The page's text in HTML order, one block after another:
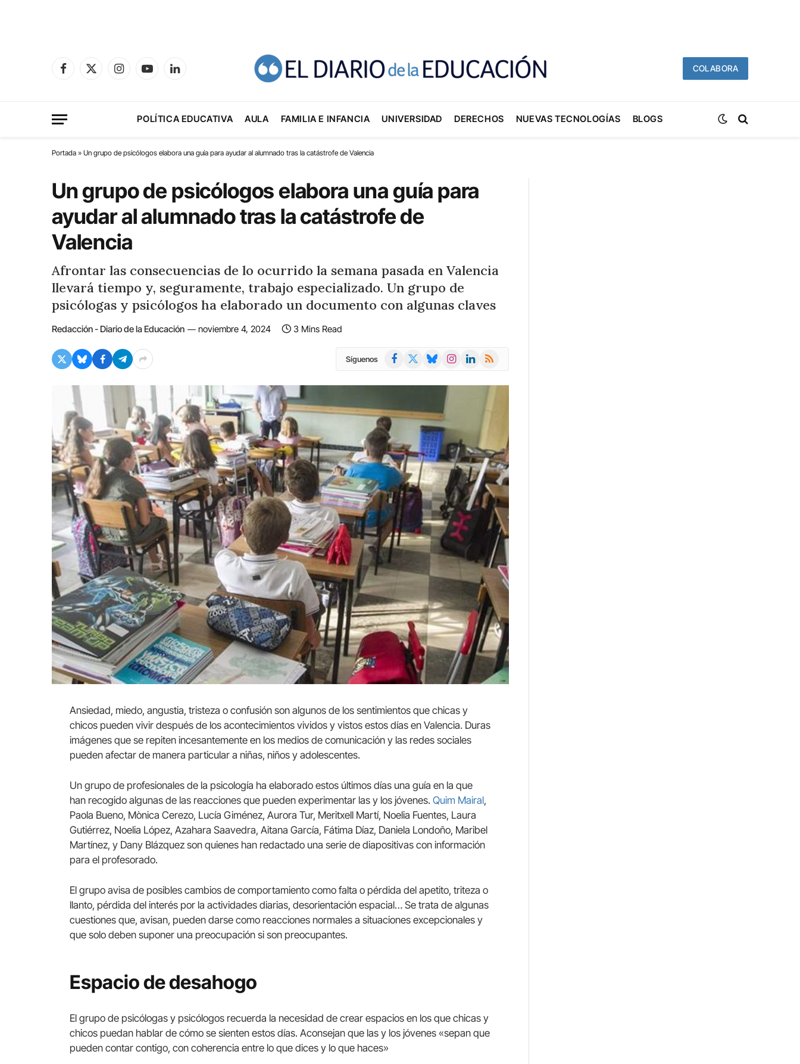
Facebook
X
InstagramYouTubeLinkedIn
COLABORA
POLÍTICA EDUCATIVA AULA FAMILIA E INFANCIA UNIVERSIDAD DERECHOS NUEVAS TECNOLOGÍAS BLOGS
Portada » Un grupo de psicólogos elabora una guía para ayudar al alumnado tras la catástrofe de Valencia
Un grupo de psicólogos elabora una guía para
ayudar al alumnado tras la catástrofe de
Valencia
Afrontar las consecuencias de lo ocurrido la semana pasada en Valencia
llevará tiempo y, seguramente, trabajo especializado. Un grupo de
psicólogas y psicólogos ha elaborado un documento con algunas claves
Redacción - Diario de la Educación noviembre 4, 2024 3 Mins Read
Síguenos Facebook BlueskyInstagramLinkedIn
RSS
Ansiedad, miedo, angustia, tristeza o confusión son algunos de los sentimientos que chicas y
chicos pueden vivir después de los acontecimientos vividos y vistos estos días en Valencia. Duras
imágenes que se repiten incesantemente en los medios de comunicación y las redes sociales
pueden afectar de manera particular a niñas, niños y adolescentes.
Un grupo de profesionales de la psicología ha elaborado estos últimos días una guía en la que
han recogido algunas de las reacciones que pueden experimentar las y los jóvenes.Quim Mairal,
Paola Bueno, Mònica Cerezo, Lucía Giménez, Aurora Tur, Meritxell Martí, Noelia Fuentes, Laura
Gutiérrez, Noelia López, Azahara Saavedra, Aitana García, Fátima Díaz, Daniela Londoño, Maribel
Martínez, y Dany Blázquez son quienes han redactado una serie de diapositivas con información
para el profesorado.
El grupo avisa de posibles cambios de comportamiento como falta o pérdida del apetito, triteza o
llanto, pérdida del interés por la actividades diarias, desorientación espacial… Se trata de algunas
cuestiones que, avisan, pueden darse como reacciones normales a situaciones excepcionales y
que solo deben suponer una preocupación si son preocupantes.
Espacio de desahogo
El grupo de psicólogas y psicólogos recuerda la necesidad de crear espacios en los que chicas y
chicos puedan hablar de cómo se sienten estos días. Aconsejan que las y los jóvenes «sepan que
pueden contar contigo, con coherencia entre lo que dices y lo que haces»